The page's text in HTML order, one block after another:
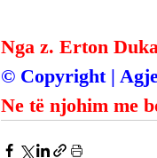
Nga z. Erton
© Copyright |
Ne të njohim me